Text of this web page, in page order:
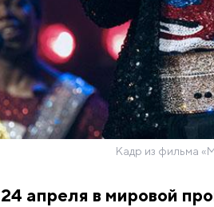
Кадр из фильма
24 апреля в мировой